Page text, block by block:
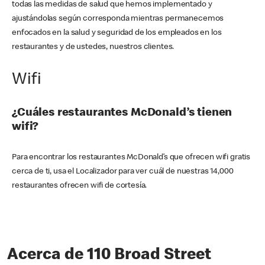
todas las medidas de salud que hemos implementado y
ajustándolas según corresponda mientras permanecemos
enfocados en la salud y seguridad de los empleados en los
restaurantes y de ustedes, nuestros clientes.
Wifi
¿Cuáles restaurantes McDonald’s tienen
wifi?
Para encontrar los restaurantes McDonald’s que ofrecen wifi gratis
cerca de ti, usa el Localizador para ver cuál de nuestras 14,000
restaurantes ofrecen wifi de cortesía.
Acerca de 110 Broad Street